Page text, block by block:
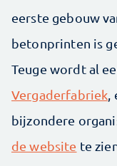
eerste gebouw
betonprinten is
Teuge wordt al
Vergaderfabriek
bijzondere
de website te